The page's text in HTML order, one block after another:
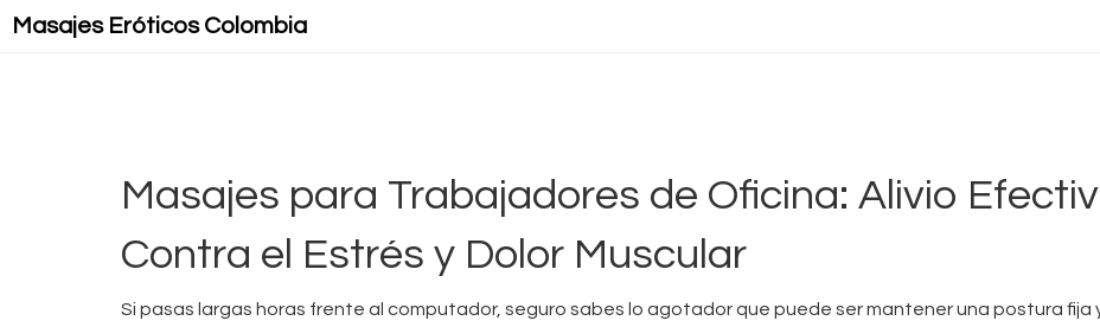
Masajes Eróticos Colombia
Masajes para Trabajadores de Oficina: Alivio
Contra el Estrés y Dolor Muscular
Si pasas largas horas frente al computador, seguro sabes lo agotador que puede ser mantener una postura fija